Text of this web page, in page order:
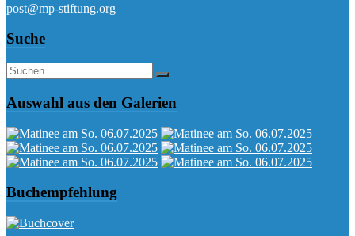
post@mp-stiftung.org
Suche
Auswahl aus den Galerien
Buchempfehlung